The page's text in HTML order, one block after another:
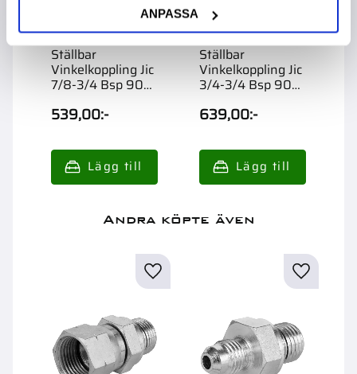
ANPASSA
Ställbar
Vinkelkoppling Jic
7/8-3/4 Bsp 90
539,00:-
Ställbar
Vinkelkoppling Jic
3/4-3/4 Bsp 90
639,00:-
Andra köpte även